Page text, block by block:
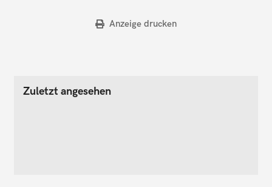
Anzeige drucken
Zuletzt angesehen